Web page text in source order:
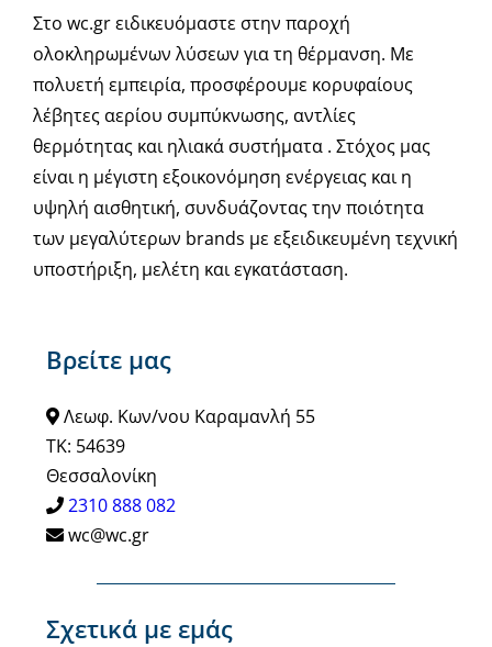
Βρείτε μας
Λεωφ. Κων/νου Καραμανλή 55
ΤΚ: 54639
Θεσσαλονίκη
2310 888 082
wc@wc.gr
Σχετικά με εμάς
Στο wc.gr ειδικευόμαστε στην παροχή
ολοκληρωμένων λύσεων για τη θέρμανση. Με
πολυετή εμπειρία, προσφέρουμε κορυφαίους
λέβητες αερίου συμπύκνωσης, αντλίες
θερμότητας και ηλιακά συστήματα . Στόχος μας
είναι η μέγιστη εξοικονόμηση ενέργειας και η
υψηλή αισθητική, συνδυάζοντας την ποιότητα
των μεγαλύτερων brands με εξειδικευμένη τεχνική
υποστήριξη, μελέτη και εγκατάσταση.